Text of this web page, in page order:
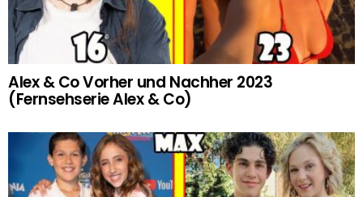
Alex & Co Vorher und Nachher 2023
(Fernsehserie Alex & Co)